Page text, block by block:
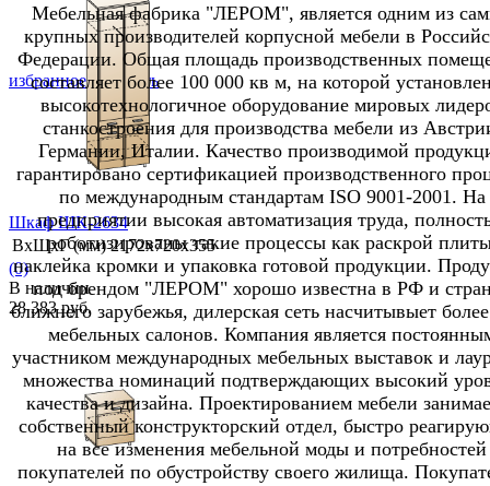
избранное сравнить
избранное сравнить
Шкаф ШК-2634
ВхШхГ (мм) 2172х720х355
(0)
В наличии
28 383 руб.
Мебельная фабрика "ЛЕРОМ", является одним из
крупных производителей корпусной мебели в
Федерации. Общая площадь производственных
составляет более 100 000 кв м, на которой
высокотехнологичное оборудование мировых
станкостроения для производства мебели из
Германии, Италии. Качество производимой
гарантировано сертификацией производственного
по международным стандартам ISO 9001-2001. На
предприятии высокая автоматизация труда,
роботизированы такие процессы как раскрой
наклейка кромки и упаковка готовой продукции.
под брендом "ЛЕРОМ" хорошо известна в РФ и
ближнего зарубежья, дилерская сеть насчитывыет
мебельных салонов. Компания является
участником международных мебельных выставок и
множества номинаций подтверждающих высокий
качества и дизайна. Проектированием мебели
собственный конструкторский отдел, быстро
на все изменения мебельной моды и потребностей
покупателей по обустройству своего жилища.